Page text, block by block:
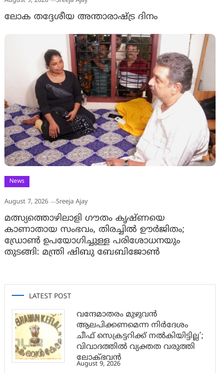
ലോക തദ്ദേശീയ അന്താരാഷ്ട്ര ദിനം
News
August 7, 2026 Sreeja Ajay
മത്സ്യത്തൊഴിലാളി ഗൗതം കൃഷ്ണയെ
കാണാതായ സംഭവം, തിരച്ചിൽ ഊർജിതം;
ഡ്രോണ്‍ ഉപയോഗിച്ചുള്ള പരിശോധനയും
തുടങ്ങി: മന്ത്രി ഷിബു ബേബിജോണ്‍
LATEST POST
വന്ദേമാതരം മുഴുവൻ
ആലപിക്കണമെന്ന നിർദേശം
ചീഫ് സെക്രട്ടറിക്ക് നൽകിയിട്ടില്ല’;
വിവാദത്തിൽ വ്യക്തത വരുത്തി
ലോക്ഭവൻ
August 9, 2026